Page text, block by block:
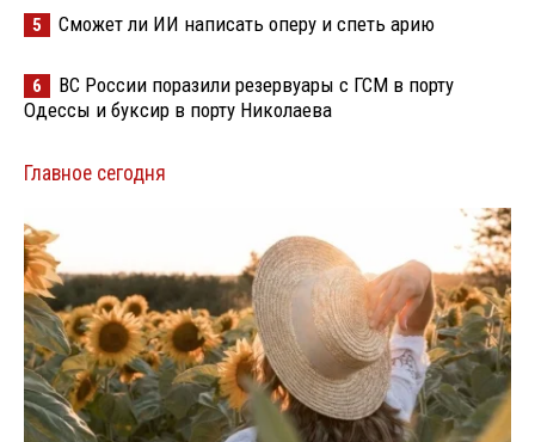
5 Сможет ли ИИ написать оперу и спеть арию
6
ВС России поразили резервуары с ГСМ в порту
Одессы и буксир в порту Николаева
Главное сегодня